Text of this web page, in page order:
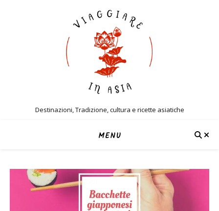
Destinazioni, Tradizione, cultura e ricette asiatiche
MENU